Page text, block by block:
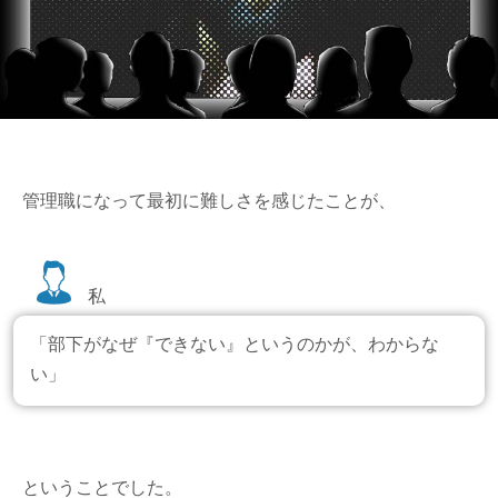
管理職になって最初に難しさを感じたことが、
私
「部下がなぜ『できない』というのかが、わからな
い」
ということでした。